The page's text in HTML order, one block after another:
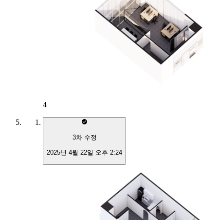
4
3차 수정
2025년 4월 22일 오후 2:24